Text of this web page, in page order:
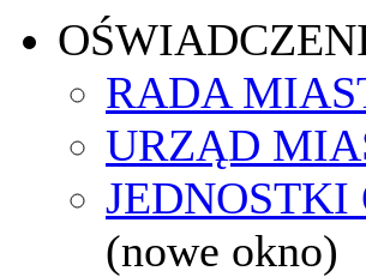
RADA
URZĄD
(nowe okno)